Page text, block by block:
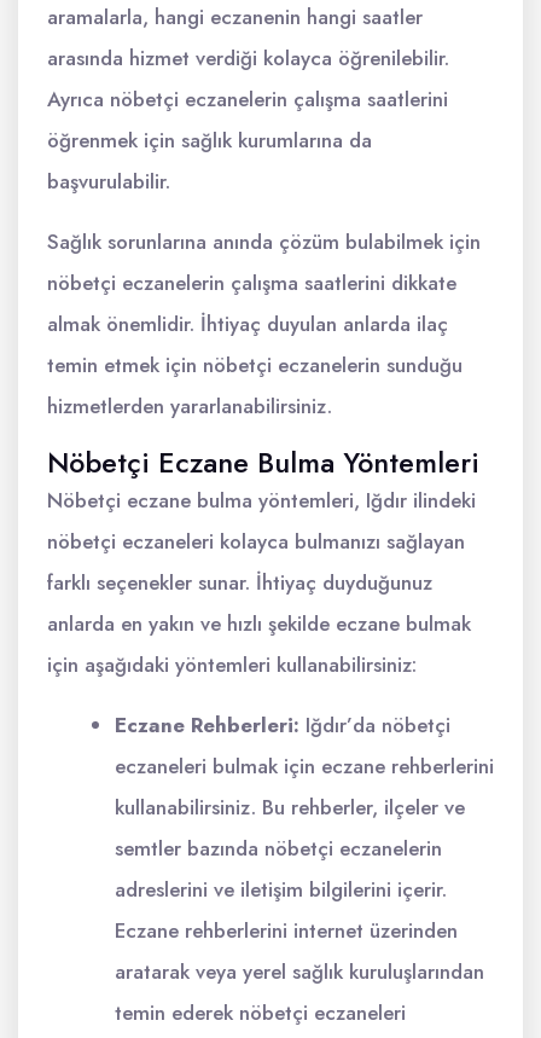
aramalarla, hangi eczanenin hangi saatler
arasında hizmet verdiği kolayca öğrenilebilir.
Ayrıca nöbetçi eczanelerin çalışma saatlerini
öğrenmek için sağlık kurumlarına da
başvurulabilir.
Sağlık sorunlarına anında çözüm bulabilmek için
nöbetçi eczanelerin çalışma saatlerini dikkate
almak önemlidir. İhtiyaç duyulan anlarda ilaç
temin etmek için nöbetçi eczanelerin sunduğu
hizmetlerden yararlanabilirsiniz.
Nöbetçi Eczane Bulma Yöntemleri
Nöbetçi eczane bulma yöntemleri, Iğdır ilindeki
nöbetçi eczaneleri kolayca bulmanızı sağlayan
farklı seçenekler sunar. İhtiyaç duyduğunuz
anlarda en yakın ve hızlı şekilde eczane bulmak
için aşağıdaki yöntemleri kullanabilirsiniz:
Eczane Rehberleri: Iğdır’da nöbetçi
eczaneleri bulmak için eczane rehberlerini
kullanabilirsiniz. Bu rehberler, ilçeler ve
semtler bazında nöbetçi eczanelerin
adreslerini ve iletişim bilgilerini içerir.
Eczane rehberlerini internet üzerinden
aratarak veya yerel sağlık kuruluşlarından
temin ederek nöbetçi eczaneleri